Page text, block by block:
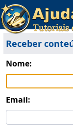
Receber
Nome:
Email: